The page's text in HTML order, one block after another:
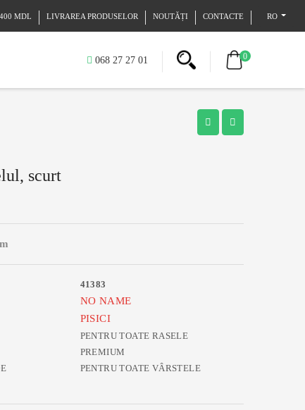
MDL LIVRAREA PRODUSELOR NOUTĂȚI CONTACTE RO
068 27 27 01 0
scurt
41383
NO NAME
PISICI
PENTRU TOATE RASELE
PREMIUM
PENTRU TOATE VÂRSTELE